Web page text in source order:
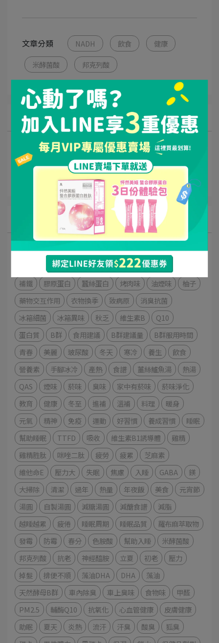
文章分類 NADH 飲食 健康
米酵菌酸 邦克列酸
所有文章主題
健康新知
產品研發理念
商用抗菌
NMN 維持青春 逆齡 NADH NAD+
氣色不好
改善氣色 去除異味 去味達人
補鐵
膠原蛋白 蠶絲蛋白 烤肉味 油煙味
柚子
藥物交互作用
衣物換季 致病原
消臭抗菌
冰箱細菌
冰箱異味 秋乏 維生素B
Q10
蛋白質
B群 食用建議 B群建議量
B群服用時間
青春
美麗 玻尿酸 冬天 寒冷 養生
飲食
營養素
手腳冰冷 產熱 食譜 薑絲鱸魚湯
熱湯
QAS
煙味 菸味 臭味 家中有菸味
菸味淨化
教育
健康 冬至 進補 溫補 料理
暖身
元氣
精神 免疫 運動 好習慣 養成習慣
睡眠
幫助睡眠
TTFD 吸收 維生素B1誘導體
雞精
雞精胜肽
咪唑二肽 疲勞 疲累
芝麻素
維他命E
壓力大 失眠 焦慮 入睡 GABA
鎂
大掃除
清潔 過年 熱量 年夜飯 美食
元宵節
湯圓
自製湯圓 減糖湯圓 減醣食譜
減脂
越睡越累
疲倦 睡眠周期 睡眠品質
羅布麻萃取物
發霉
防霉 春分 色胺酸 幫助入睡
米酵菌酸
邦克列酸
抗老 神經醯胺 立夏 初老
壓力
掉髮
排便不順 藻油DHA DHA
藻油
天然酵母B群
車內除臭 車上臭味 食物味
甲醛
PM2.5
輔酶Q10 抗氧化 心血管健康
皮膚健康
助眠
夏天 炎熱 流汗 汗臭 酸臭
狐臭